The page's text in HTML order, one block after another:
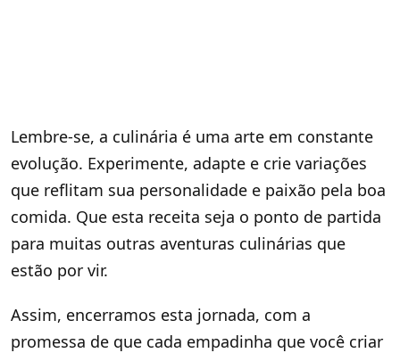
Lembre-se, a culinária é uma arte em constante
evolução. Experimente, adapte e crie variações
que reflitam sua personalidade e paixão pela boa
comida. Que esta receita seja o ponto de partida
para muitas outras aventuras culinárias que
estão por vir.
Assim, encerramos esta jornada, com a
promessa de que cada empadinha que você criar